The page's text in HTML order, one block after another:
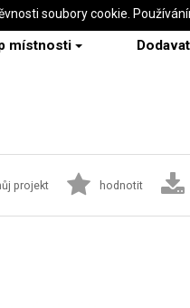
místnosti
projekt hodnotit
soubory cookie.